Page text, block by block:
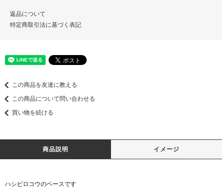
返品について
特定商取引法に基づく表記
この商品を友達に教える
この商品について問い合わせる
買い物を続ける
商品説明 イメージ
ハシビロコウのベースです